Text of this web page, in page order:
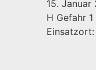
15. Januar
H Gefahr 1